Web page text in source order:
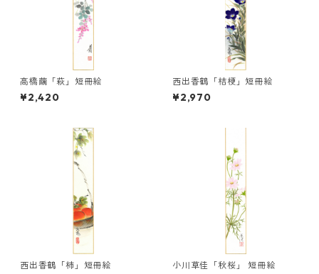
高橋繭「萩」短冊絵
¥2,420
西出香鶴「桔梗」短冊絵
¥2,970
西出香鶴「柿」短冊絵 小川草佳「秋桜」 短冊絵